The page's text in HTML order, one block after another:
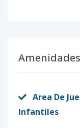
Amenidades
Area De
Infantiles